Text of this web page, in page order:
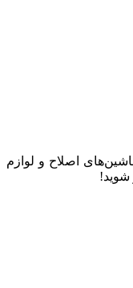
اصلاح و لوازم
شوید!